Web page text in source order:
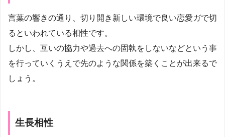
言葉の響きの通り、切り開き新しい環境で良い恋愛ガで切
るといわれている相性です。
しかし、互いの協力や過去への固執をしないなどという事
を行っていくうえで先のような関係を築くことが出来るで
しょう。
生長相性